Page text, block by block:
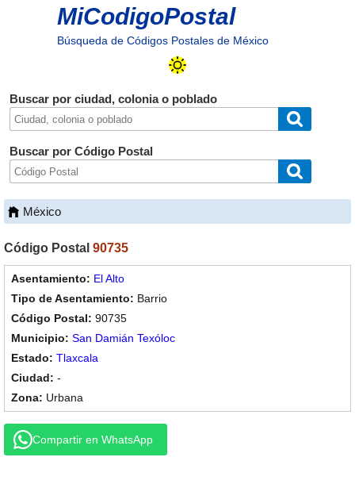
MiCodigoPostal
Búsqueda de Códigos Postales de México
Buscar por ciudad, colonia o poblado
Buscar por Código Postal
México
Código Postal 90735
El Alto
Barrio
90735
San Damián Texóloc
Tlaxcala
-
Urbana
Compartir en WhatsApp